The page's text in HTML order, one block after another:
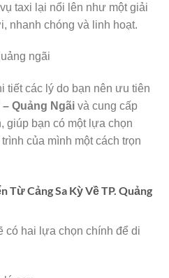
taxi lại nổi lên như một giải
nhanh chóng và linh hoạt.
tiết các lý do bạn nên ưu tiên
– Quảng Ngãi và cung cấp
giúp bạn có một lựa chọn
của mình một cách trọn
Từ Cảng Sa Kỳ Về TP. Quảng
có hai lựa chọn chính để di